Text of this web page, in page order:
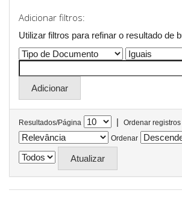
Adicionar filtros:
Utilizar filtros para refinar o resultado de
Resultados/Página |
Ordenar
Ordenar